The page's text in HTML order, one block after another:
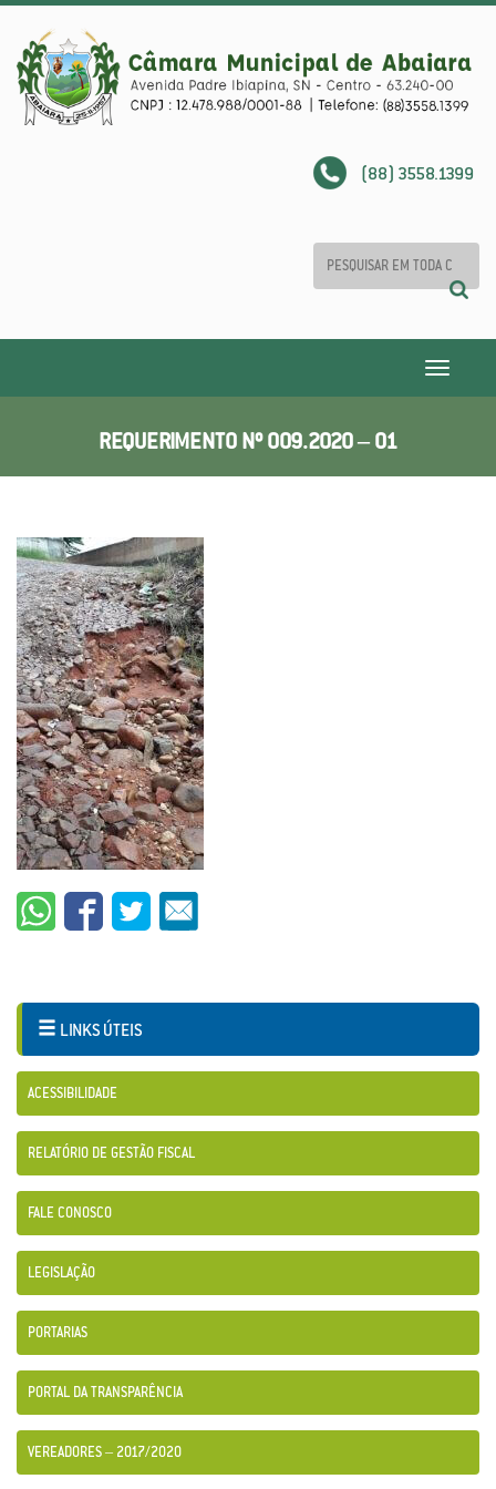
(88) 3558.1399
Toggle
REQUERIMENTO Nº 009.2020 – 01
LINKS ÚTEIS
ACESSIBILIDADE
RELATÓRIO DE GESTÃO FISCAL
FALE CONOSCO
LEGISLAÇÃO
PORTARIAS
PORTAL DA TRANSPARÊNCIA
VEREADORES – 2017/2020